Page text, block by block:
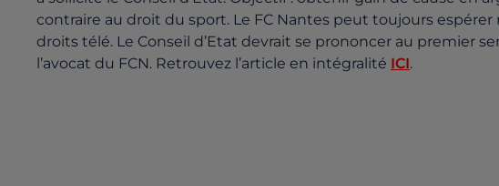
contraire au droit du sport. Le FC Nantes peut toujours
droits télé. Le Conseil d’Etat devrait se prononcer au premier
l’avocat du FCN. Retrouvez l’article en intégralité ICI.